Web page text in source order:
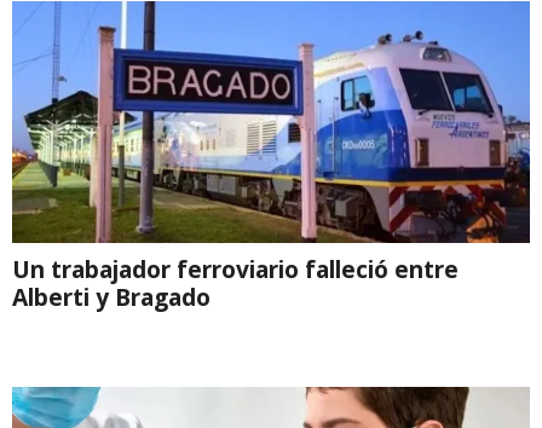
Un trabajador ferroviario falleció entre
Alberti y Bragado